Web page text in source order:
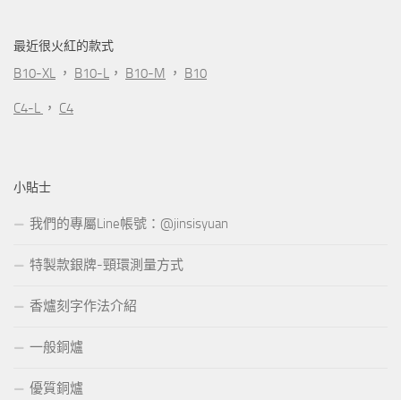
最近很火紅的款式
B10-XL ， B10-L ， B10-M ， B10
C4-L ， C4
小貼士
我們的專屬Line帳號：@jinsisyuan
特製款銀牌-頸環測量方式
香爐刻字作法介紹
一般銅爐
優質銅爐